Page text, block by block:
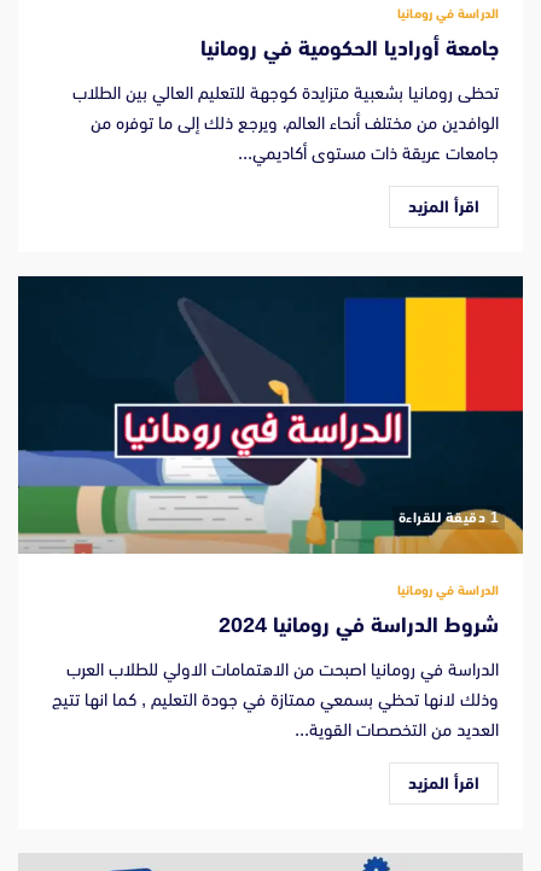
الدراسة في رومانيا
جامعة أوراديا الحكومية في رومانيا
تحظى رومانيا بشعبية متزايدة كوجهة للتعليم العالي بين الطلاب
الوافدين من مختلف أنحاء العالم، ويرجع ذلك إلى ما توفره من
جامعات عريقة ذات مستوى أكاديمي...
اقرأ المزيد
‫1 دقيقة للقراءة
الدراسة في رومانيا
شروط الدراسة في رومانيا 2024
الدراسة في رومانيا اصبحت من الاهتمامات الاولي للطلاب العرب
وذلك لانها تحظي بسمعي ممتازة في جودة التعليم , كما انها تتيج
العديد من التخصصات القوية...
اقرأ المزيد